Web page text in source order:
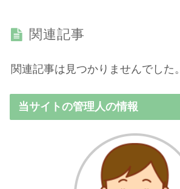
関連記事
関連記事は見つかりませんでした。
当サイトの管理人の情報